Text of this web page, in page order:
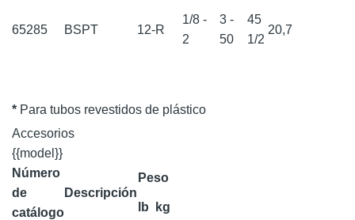
65285 BSPT 12-R
1/8 -
2
3 -
50
45
1/2
20,7
* Para tubos revestidos de plástico
Accesorios
{{model}}
Número
de
catálogo
Descripción
Peso
lb kg